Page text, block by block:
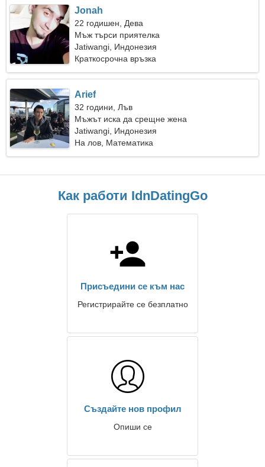
Jonah
22 годишен, Дева
Мъж търси приятелка
Jatiwangi, Индонезия
Краткосрочна връзка
Arief
32 години, Лъв
Мъжът иска да срещне жена
Jatiwangi, Индонезия
На лов, Математика
Как работи IdnDatingGo
Присъедини се към нас
Регистрирайте се безплатно
Създайте нов профил
Опиши се